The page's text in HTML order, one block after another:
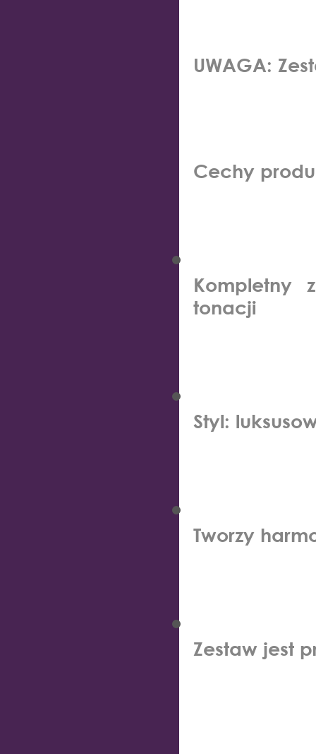
UWAGA:
Cechy
Kompletny
tonacji
Styl:
Tworzy
Zestaw jest